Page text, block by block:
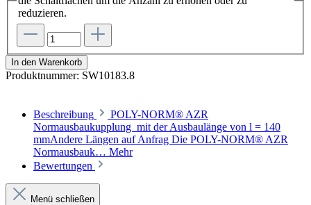
reduzieren.
In den Warenkorb
Produktnummer: SW10183.8
Beschreibung
POLY-NORM® AZR
Normausbaukupplung mit der Ausbaulänge von l = 140
mmAndere Längen auf Anfrag Die POLY-NORM® AZR
Normausbauk… Mehr
Bewertungen
Menü schließen